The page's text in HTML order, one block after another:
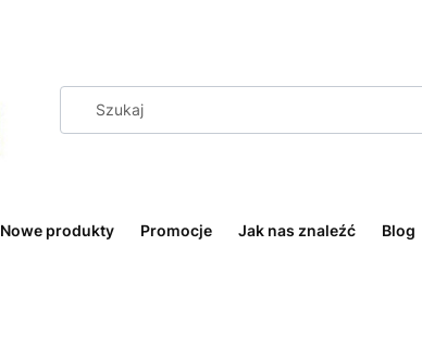
Nowe produkty Promocje Jak nas znaleźć Blog